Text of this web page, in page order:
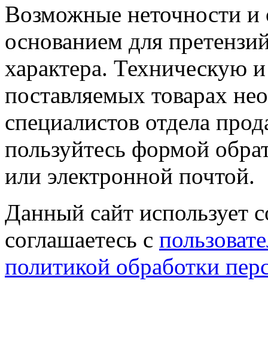
Возможные неточности и
основанием для
характера.
поставляемых товарах
специалистов отдела
пользуйтесь формой
или электронной почтой.
Данный сайт использует
соглашаетесь с
политикой обработки